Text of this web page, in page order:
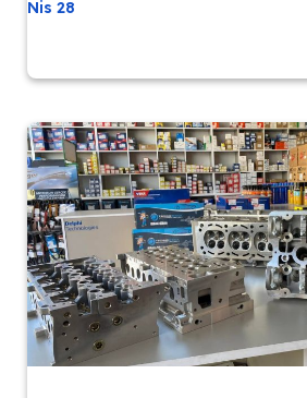
Nis 28